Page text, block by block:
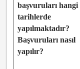
başvuruları hangi
tarihlerde
yapılmaktadır?
Başvuruları nasıl
yapılır?